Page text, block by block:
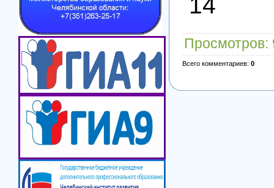
Просмотров:
Всего комментариев: 0